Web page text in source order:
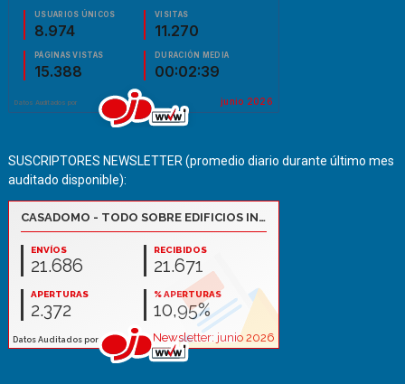
SUSCRIPTORES NEWSLETTER (promedio diario durante último mes
auditado disponible):